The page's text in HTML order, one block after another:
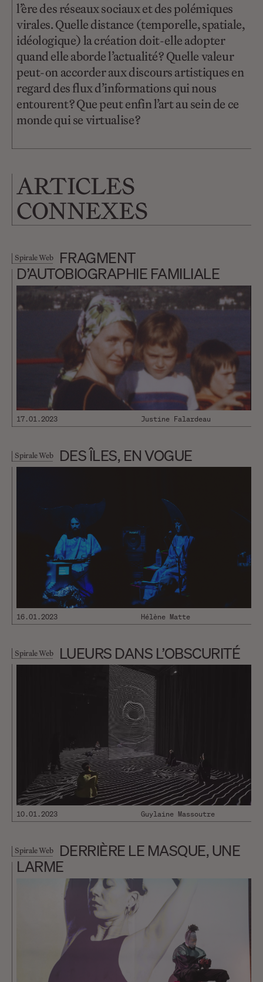
l’ère des réseaux sociaux et des polémiques
virales. Quelle distance (temporelle, spatiale,
idéologique) la création doit-elle adopter
quand elle aborde l’actualité ? Quelle valeur
peut-on accorder aux discours artistiques en
regard des flux d’informations qui nous
entourent ? Que peut enfin l’art au sein de ce
monde qui se virtualise ?
ARTICLES
CONNEXES
Spirale Web
FRAGMENT
D’AUTOBIOGRAPHIE FAMILIALE
17.01.2023 Justine Falardeau
Spirale Web DES ÎLES, EN VOGUE
16.01.2023 Hélène Matte
Spirale Web LUEURS DANS L’OBSCURITÉ
10.01.2023 Guylaine Massoutre
Spirale Web
DERRIÈRE LE MASQUE, UNE
LARME